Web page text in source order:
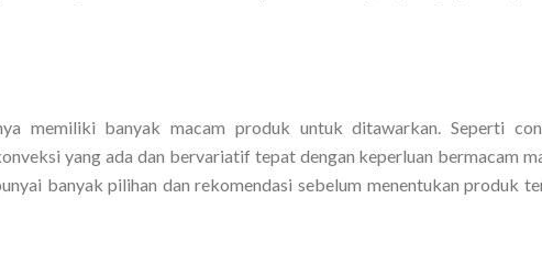
memiliki banyak macam produk untuk ditawarkan. Seperti
yang ada dan bervariatif tepat dengan keperluan bermacam
banyak pilihan dan rekomendasi sebelum menentukan produk